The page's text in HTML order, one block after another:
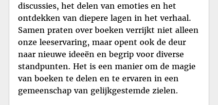
discussies, het delen van emoties en het
ontdekken van diepere lagen in het verhaal.
Samen praten over boeken verrijkt niet alleen
onze leeservaring, maar opent ook de deur
naar nieuwe ideeën en begrip voor diverse
standpunten. Het is een manier om de magie
van boeken te delen en te ervaren in een
gemeenschap van gelijkgestemde zielen.